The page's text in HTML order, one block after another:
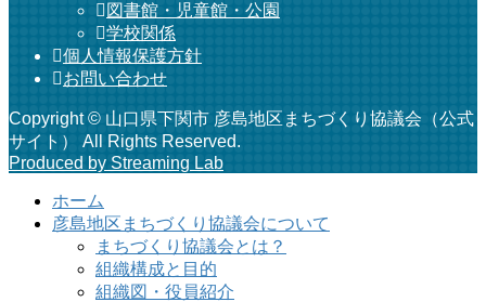
図書館・児童館・公園
学校関係
個人情報保護方針
お問い合わせ
Copyright © 山口県下関市 彦島地区まちづくり協議会（公式
サイト） All Rights Reserved.
Produced by Streaming Lab
ホーム
彦島地区まちづくり協議会について
まちづくり協議会とは？
組織構成と目的
組織図・役員紹介